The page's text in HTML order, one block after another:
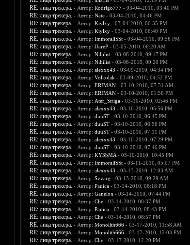
RE: лица трекера. - Автор: Rodrigo777- 03-04-2010, 03:40 PM
RE: лица трекера. - Автор: Nate- 03-04-2010, 04:46 PM
RE: лица трекера. - Автор: Ktylxy- 03-04-2010, 06:35 PM
RE: лица трекера. - Автор: Ktylxy- 03-04-2010, 06:40 PM
RE: лица трекера. - Автор: ImmoraliSSt- 03-04-2010, 09:56 PM
RE: лица трекера. - Автор: JIareP- 03-05-2010, 06:20 AM
RE: лица трекера. - Автор: Nihilist- 03-08-2010, 09:17 PM
RE: лица трекера. - Автор: Nihilist- 03-08-2010, 09:20 PM
RE: лица трекера. - Автор: alexxx43 - 03-09-2010, 04:34 PM
RE: лица трекера. - Автор: Volkolak - 03-09-2010, 04:52 PM
RE: лица трекера. - Автор: ERIMAN- 03-10-2010, 07:51 AM
RE: лица трекера. - Автор: ERIMAN- 03-10-2010, 01:56 PM
RE: лица трекера. - Автор: Ater_Striga- 03-10-2010, 02:46 PM
RE: лица трекера. - Автор: alexxx43 - 03-10-2010, 05:56 PM
RE: лица трекера. - Автор: duuST- 03-10-2010, 06:45 PM
RE: лица трекера. - Автор: duuST- 03-10-2010, 06:56 PM
RE: лица трекера. - Автор: duuST- 03-10-2010, 07:11 PM
RE: лица трекера. - Автор: alexxx43 - 03-10-2010, 07:29 PM
RE: лица трекера. - Автор: duuST- 03-10-2010, 07:46 PM
RE: лица трекера. - Автор: KY3bMA- 03-10-2010, 10:45 PM
RE: лица трекера. - Автор: ImmoraliSSt- 03-11-2010, 05:07 PM
RE: лица трекера. - Автор: alexxx43 - 03-13-2010, 12:03 AM
RE: лица трекера. - Автор: Svvarg - 03-13-2010, 09:29 AM
RE: лица трекера. - Автор: Panica- 03-14-2010, 06:18 PM
RE: лица трекера. - Автор: Ganelon - 03-14-2010, 07:44 PM
RE: лица трекера. - Автор: Che- 03-14-2010, 08:37 PM
RE: лица трекера. - Автор: Panica- 03-14-2010, 08:43 PM
RE: лица трекера. - Автор: Che- 03-14-2010, 08:57 PM
RE: лица трекера. - Автор: Monolith666- 03-17-2010, 11:58 AM
RE: лица трекера. - Автор: Monolith666- 03-17-2010, 12:03 PM
RE: лица трекера. - Автор: Che- 03-17-2010, 12:20 PM